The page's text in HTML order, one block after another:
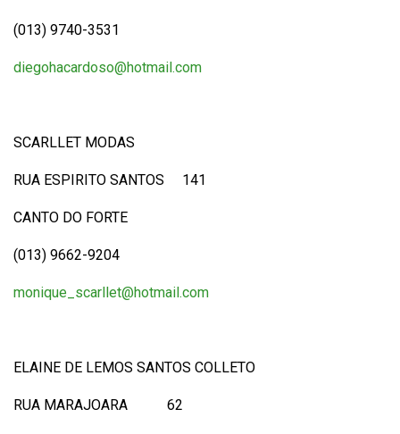
(013) 9740-3531
diegohacardoso@hotmail.com
SCARLLET MODAS
RUA ESPIRITO SANTOS 141
CANTO DO FORTE
(013) 9662-9204
monique_scarllet@hotmail.com
ELAINE DE LEMOS SANTOS COLLETO
RUA MARAJOARA 62